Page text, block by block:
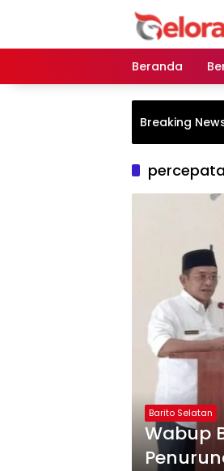
Beranda
Breaking
Barito Selatan
Wabup